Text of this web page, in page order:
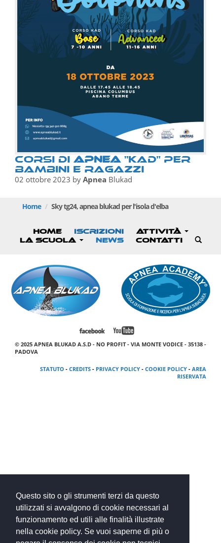
Questo sito o gli strumenti terzi da questo
utilizzati si avvalgono di cookie necessari al
funzionamento ed utili alle finalità illustrate
nella cookie policy. Se vuoi saperne di più o
Corsi di apnea "kad" per
bambini e ragazzi
02 ottobre 2023 by Apnea Blukad
Home Sky tg24,apneablukad per l'isola d'elba
HOME ISCRIZIONI
ATTIVITÀ
LA SCUOLA
NEWS CONTATTI
© 2025 APNEA BLUKAD A.S.D - NO PROFIT - VIA MONTE VODICE - 35138 -
PADOVA
STATUTO - CREDITS - PRIVACY POLICY - COOKIE POLICY - AREA
RISERVATA